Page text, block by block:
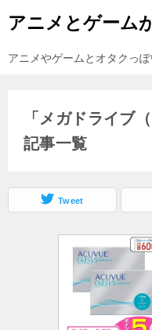
アニメとゲーム
アニメやゲームとオタクっ
「メガドライブ
記事一覧
Tweet